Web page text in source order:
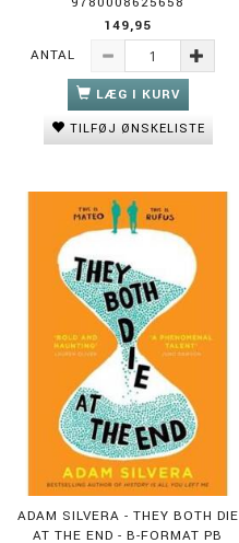
149,95
ANTAL
LÆG I KURV
TILFØJ ØNSKELISTE
ADAM SILVERA - THEY BOTH DIE
AT THE END - B-FORMAT PB